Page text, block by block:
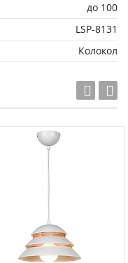
до 100
LSP-8131
Колокол